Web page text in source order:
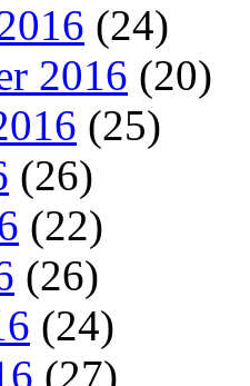
(24)
2016 (20)
(25)
(26)
(22)
(26)
(24)
(27)